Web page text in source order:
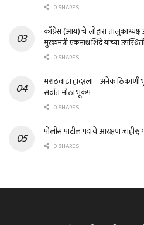
0 SHARES
काँग्रेस (आय) चे लोहारा
मुख्यमंत्री एकनाथ शिंदे यांच्या
0 SHARES
मराठवाडा हादरला – अनेक
सर्वात मोठा भूकंप
0 SHARES
पोलीस पाटील पदाचे आरक्षण जाहीर;
0 SHARES